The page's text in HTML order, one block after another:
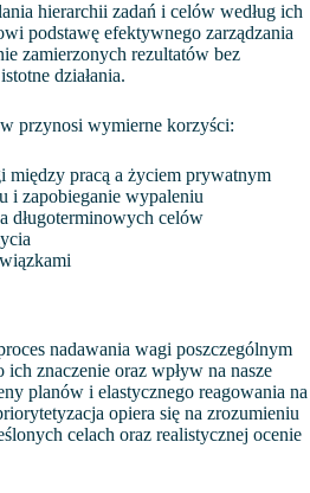
hierarchii zadań i celów według ich
podstawę efektywnego zarządzania
zamierzonych rezultatów bez
działania.
przynosi wymierne korzyści:
między pracą a życiem prywatnym
i zapobieganie wypaleniu
długoterminowych celów
nadawania wagi poszczególnym
znaczenie oraz wpływ na nasze
planów i elastycznego reagowania na
opiera się na zrozumieniu
celach oraz realistycznej ocenie